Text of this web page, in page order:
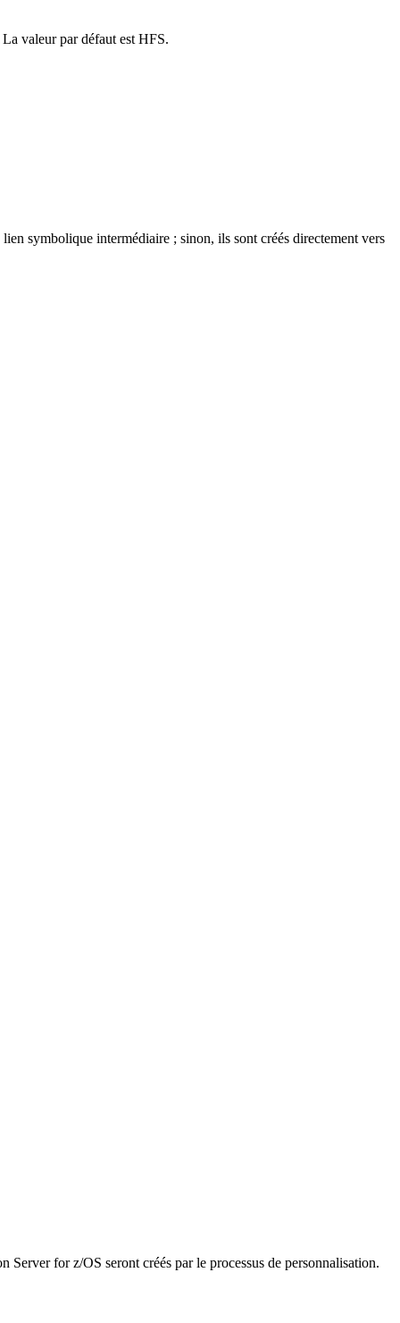
valeur par défaut est HFS.
symbolique intermédiaire ; sinon, ils sont créés directement vers
for z/OS seront créés par le processus de personnalisation.